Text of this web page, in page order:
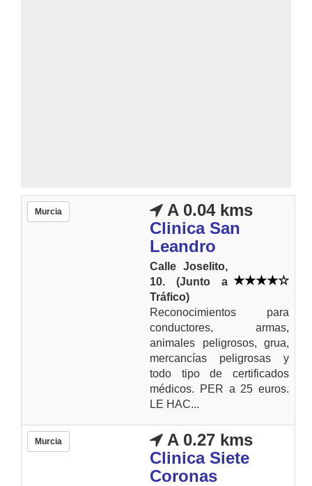
Murcia
A 0.04 kms
Clinica San
Leandro
Calle Joselito,
10. (Junto a
Tráfico)
Reconocimientos para
conductores, armas,
animales peligrosos, grua,
mercancías peligrosas y
todo tipo de certificados
médicos. PER a 25 euros.
LE HAC...
Murcia
A 0.27 kms
Clinica Siete
Coronas